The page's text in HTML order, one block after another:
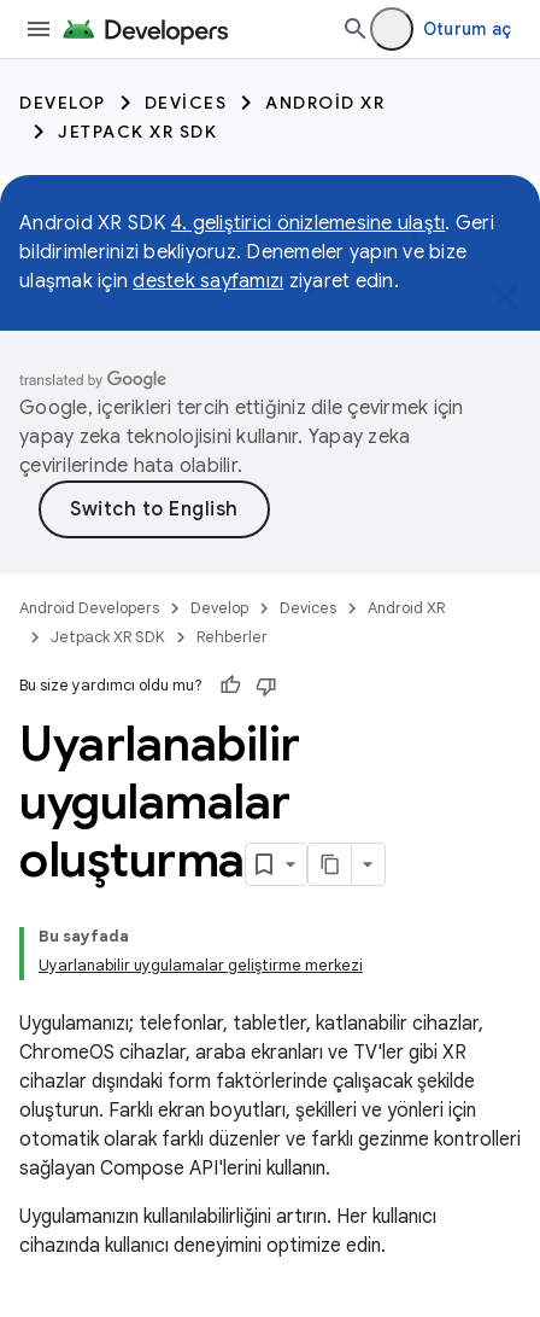
Oturum aç
DEVELOP DEVICES
ANDROID XR
JETPACK XR SDK
Android XR SDK 4. geliştirici önizlemesine ulaştı. Geri
bildirimlerinizi bekliyoruz. Denemeler yapın ve bize
ulaşmak içindestek sayfamızı ziyaret edin.
Google, içerikleri tercih ettiğiniz dile çevirmek için
yapay zeka teknolojisini kullanır. Yapay zeka
çevirilerinde hata olabilir.
Android Developers Develop Devices
Android XR
Jetpack XR SDK
Rehberler
Bu size yardımcı oldu mu?
Uyarlanabilir
uygulamalar
oluşturma
Bu sayfada
Uyarlanabilir uygulamalar geliştirme merkezi
Uygulamanızı; telefonlar, tabletler, katlanabilir cihazlar,
ChromeOS cihazlar, araba ekranları ve TV'ler gibi XR
cihazlar dışındaki form faktörlerinde çalışacak şekilde
oluşturun. Farklı ekran boyutları, şekilleri ve yönleri için
otomatik olarak farklı düzenler ve farklı gezinme kontrolleri
sağlayan Compose API'lerini kullanın.
Uygulamanızın kullanılabilirliğini artırın. Her kullanıcı
cihazında kullanıcı deneyimini optimize edin.